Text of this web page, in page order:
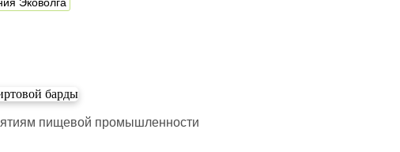
пищевой промышленности